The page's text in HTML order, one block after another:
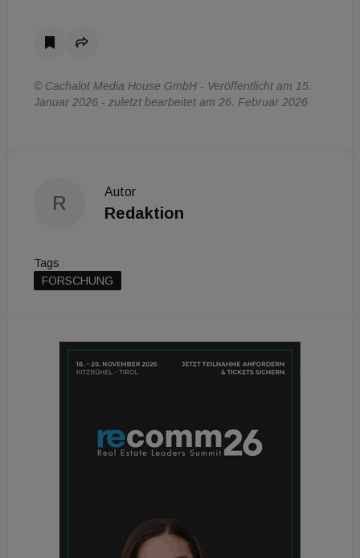
© Cachalot Media House GmbH - Veröffentlicht am 15.
Januar 2026 - zuletzt bearbeitet am 26. Februar 2026
R
Autor
Redaktion
Tags
FORSCHUNG